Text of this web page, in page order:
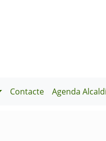
Contacte Agenda